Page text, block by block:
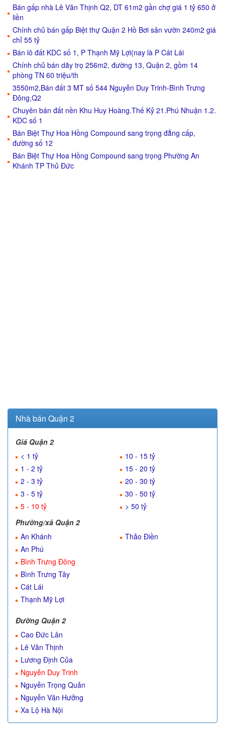
Bán gấp nhà Lê Văn Thịnh Q2, DT 61m2 gần chợ giá 1 tỷ 650 ở
liền
Chính chủ bán gấp Biệt thự Quận 2 Hồ Bơi sân vườn 240m2 giá
chỉ 55 tỷ
Bán lô đất KDC số 1, P Thạnh Mỹ Lợi(nay là P Cát Lái
Chính chủ bán dãy trọ 256m2, đường 13, Quận 2, gồm 14
phòng TN 60 triệu/th
3550m2,Bán đất 3 MT số 544 Nguyễn Duy Trinh-Bình Trưng
Đông,Q2
Chuyên bán đất nền Khu Huy Hoàng.Thế Kỷ 21.Phú Nhuận 1.2.
KDC số 1
Bán Biệt Thự Hoa Hồng Compound sang trọng đẳng cấp,
đường số 12
Bán Biệt Thự Hoa Hồng Compound sang trọng Phường An
Khánh TP Thủ Đức
Nhà bán Quận 2
Giá Quận 2
< 1 tỷ
1 - 2 tỷ
2 - 3 tỷ
3 - 5 tỷ
5 - 10 tỷ
10 - 15 tỷ
15 - 20 tỷ
20 - 30 tỷ
30 - 50 tỷ
> 50 tỷ
Phường/xã Quận 2
An Khánh
An Phú
Bình Trưng Đông
Bình Trưng Tây
Cát Lái
Thạnh Mỹ Lợi
Thảo Điền
Đường Quận 2
Cao Đức Lân
Lê Văn Thịnh
Lương Định Của
Nguyễn Duy Trinh
Nguyễn Trọng Quản
Nguyễn Văn Hưởng
Xa Lộ Hà Nội